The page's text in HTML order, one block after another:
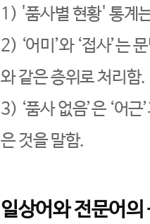
1) '품사별 현황' 통계
2) ‘어미’와 ‘접사’는
와 같은 층위로 처리함.
3) ‘품사 없음’은 ‘어
은 것을 말함.
일상어와 전문어의